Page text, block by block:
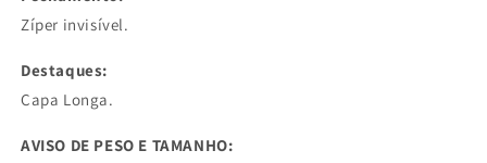
Zíper invisível.
Destaques:
Capa Longa.
AVISO DE PESO E TAMANHO: